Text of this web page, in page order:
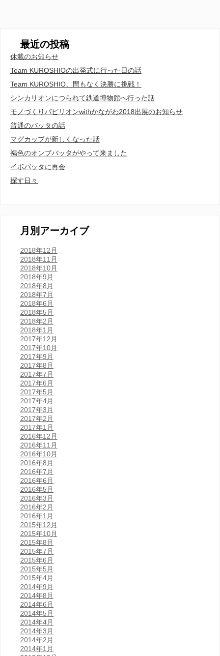
最近の投稿
休載のお知らせ
Team KUROSHIOの出発式に行った日の話
Team KUROSHIO、間もなく決勝に挑戦！
シンカリオンにつられて鉄道博物館へ行った話
モノづくりパビリオンwithかながわ2018出展のお知らせ
普通のバッタの話
マグカップが新しくなった話
褐色のオンブバッタがやって来ました
イボバッタに再会
探す日々
月別アーカイブ
2018年12月
2018年11月
2018年10月
2018年9月
2018年8月
2018年7月
2018年6月
2018年5月
2018年2月
2018年1月
2017年12月
2017年10月
2017年9月
2017年8月
2017年7月
2017年6月
2017年5月
2017年4月
2017年3月
2017年2月
2017年1月
2016年12月
2016年11月
2016年10月
2016年8月
2016年7月
2016年6月
2016年5月
2016年3月
2016年2月
2016年1月
2015年12月
2015年10月
2015年8月
2015年7月
2015年6月
2015年5月
2015年4月
2014年9月
2014年8月
2014年6月
2014年5月
2014年4月
2014年3月
2014年2月
2014年1月